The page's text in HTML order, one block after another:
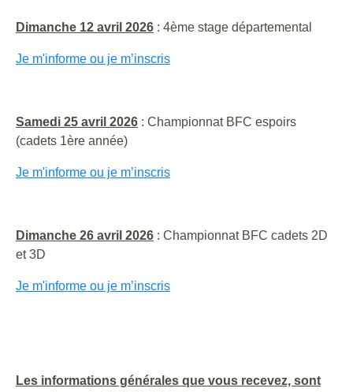
Dimanche 12 avril 2026 : 4ème stage départemental
Je m'informe ou je m’inscris
Samedi 25 avril 2026 : Championnat BFC espoirs
(cadets 1ère année)
Je m'informe ou je m’inscris
Dimanche 26 avril 2026 : Championnat BFC cadets 2D
et 3D
Je m'informe ou je m’inscris
Les informations générales que vous recevez, sont